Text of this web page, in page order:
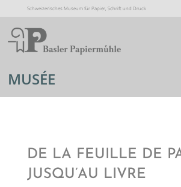
Schweizerisches Museum für Papier, Schrift und Druck
MUSÉE
DE LA FEUILLE DE
JUSQU’AU LIVRE